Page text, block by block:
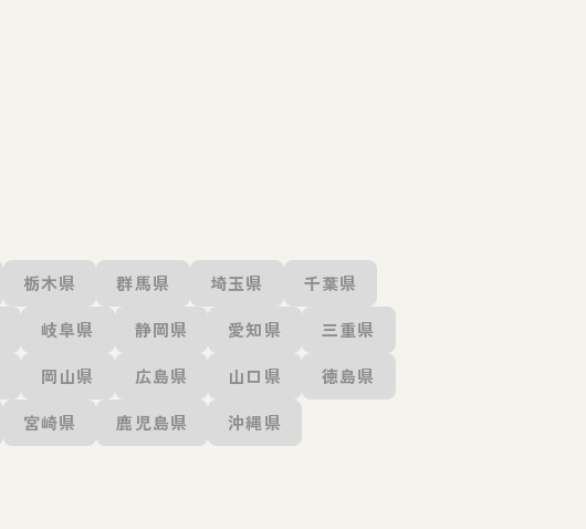
栃木県 群馬県 埼玉県
千葉県
岐阜県 静岡県 愛知県
三重県
岡山県 広島県 山口県
徳島県
宮崎県 鹿児島県 沖縄県